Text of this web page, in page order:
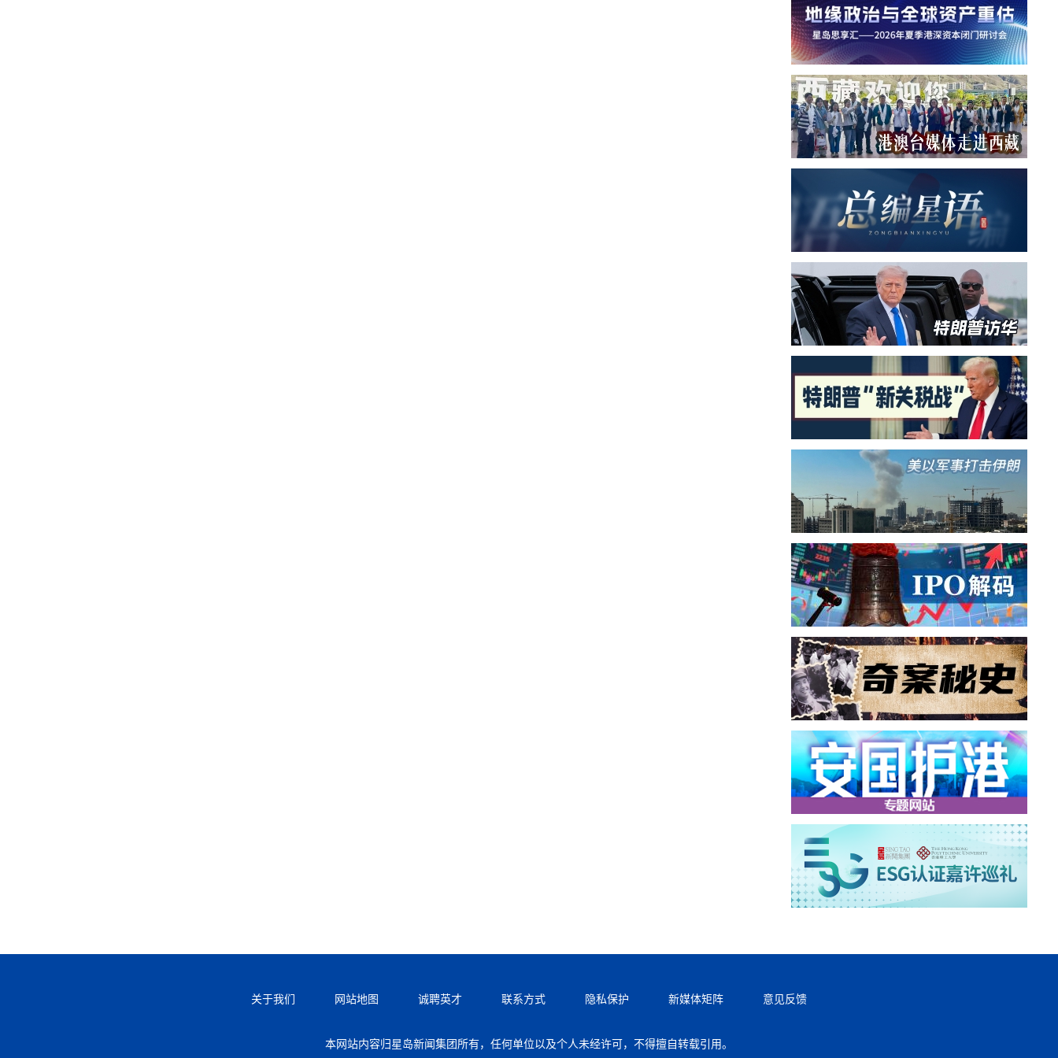
关于我们 网站地图 诚聘英才 联系方式 隐私保护 新媒体矩阵 意见反馈
本网站内容归星岛新闻集团所有，任何单位以及个人未经许可，不得擅自转载引用。